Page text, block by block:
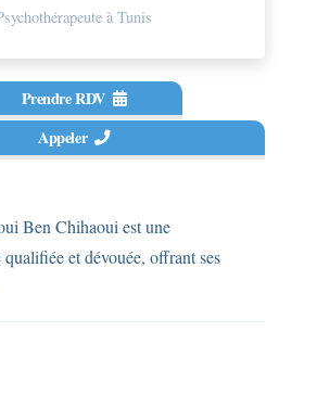
à Tunis
Prendre RDV
Appeler
Ben Chihaoui est une
qualifiée et dévouée, offrant ses